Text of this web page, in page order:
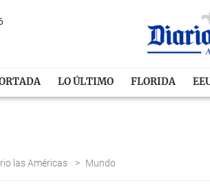
LO ÚLTIMO FLORIDA
las Américas > Mundo